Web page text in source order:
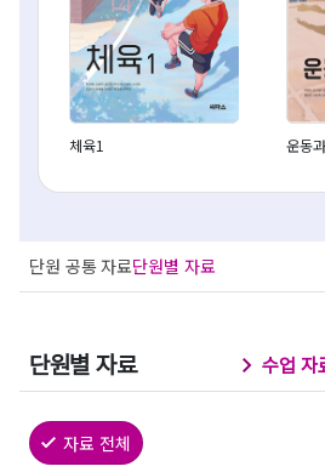
체육1 운동
단원 공통 자료단원별 자료
단원별 자료 수업 자
자료 전체